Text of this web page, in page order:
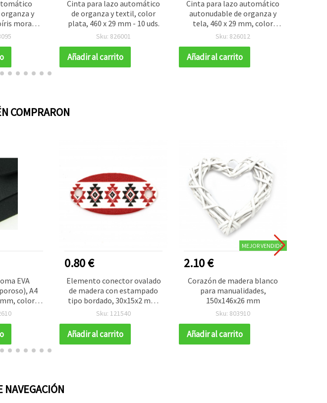
y
morado,
de 10 uds.
Cinta para lazo automático
de organza y textil, color
plata, 460 x 29 mm - 10 uds.
Sku: 826001
Añadir al carrito
Cinta para lazo automático
autonudable de organza y
tela, 460 x 29 mm, color
amarillo-verde, pack de 10
Sku: 826012
Añadir al carrito
COMPRARON
EVA
A4
color
0.80 €
Elemento conector ovalado
de madera con estampado
tipo bordado, 30x15x2 mm,
agujero: 2 mm - 10 piezas
Sku: 121540
Añadir al carrito
MEJOR VENDIDO
2.10 €
Corazón de madera blanco
para manualidades,
150x146x26 mm
Sku: 803910
Añadir al carrito
NAVEGACIÓN